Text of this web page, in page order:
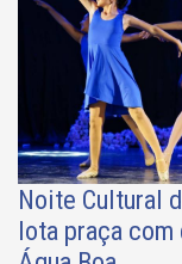
Noite Cultural
lota praça